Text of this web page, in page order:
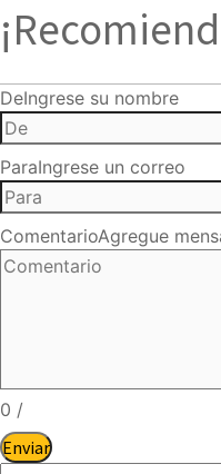
DeIngrese su nombre
ParaIngrese un correo
ComentarioAgregue
0 /
Enviar